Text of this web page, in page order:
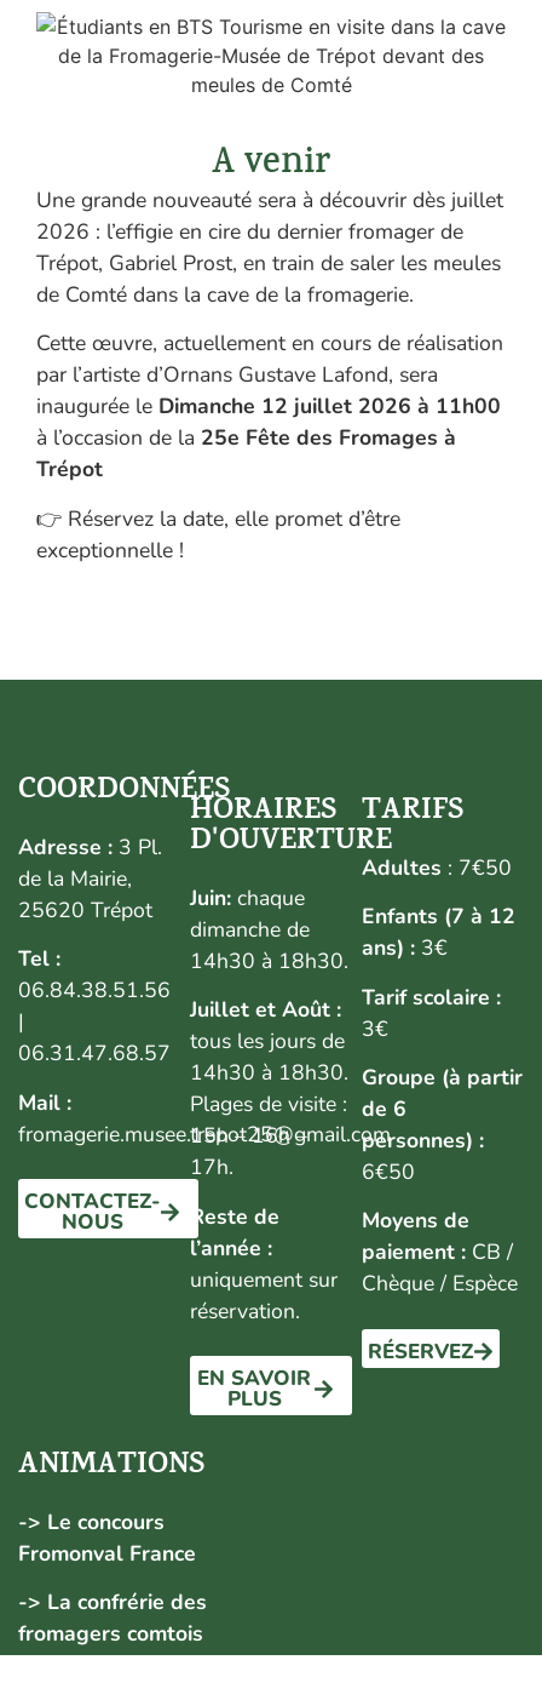
A venir
Une grande nouveauté sera à découvrir dès juillet
2026 : l’effigie en cire du dernier fromager de
Trépot, Gabriel Prost, en train de saler les meules
de Comté dans la cave de la fromagerie.
Cette œuvre, actuellement en cours de réalisation
par l’artiste d’Ornans Gustave Lafond, sera
inaugurée le Dimanche 12 juillet 2026 à 11h00
à l’occasion de la 25e Fête des Fromages à
Trépot
👉 Réservez la date, elle promet d’être
exceptionnelle !
COORDONNÉES
Adresse : 3 Pl.
de la Mairie,
25620 Trépot
Tel :
06.84.38.51.56
|
06.31.47.68.57
Mail :
fromagerie.musee.trepot25@gmail.com
CONTACTEZ-
NOUS
HORAIRES
D'OUVERTURE
Juin:chaque
dimanche de
14h30 à 18h30.
Juillet et Août :
tous les jours de
14h30 à 18h30.
Plages de visite :
15h – 16h –
17h.
Reste de
l’année :
uniquement sur
réservation.
EN SAVOIR
PLUS
TARIFS
Adultes : 7€50
Enfants (7 à 12
ans) : 3€
Tarif scolaire :
3€
Groupe (à partir
de 6
personnes) :
6€50
Moyens de
paiement : CB /
Chèque / Espèce
RÉSERVEZ
ANIMATIONS
-> Le concours
Fromonval France
-> La confrérie des
fromagers comtois